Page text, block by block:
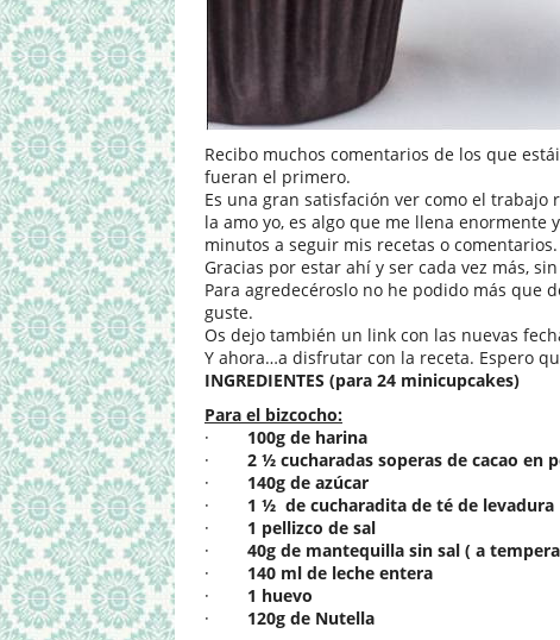
Recibo muchos comentarios de los que
fueran el primero.
Es una gran satisfación ver como el
la amo yo, es algo que me llena enormente
minutos a seguir mis recetas o comentarios.
Gracias por estar ahí y ser cada vez más, sin
Para agredecéroslo no he podido más que
guste.
Os dejo también un link con las nuevas
Y ahora…a disfrutar con la receta. Espero
INGREDIENTES (para 24 minicupcakes)
Para el bizcocho:
·
100g de harina
·
2 ½ cucharadas soperas de cacao en
·
140g de azúcar
·
1 ½ de cucharadita de té de levadura
·
1 pellizco de sal
·
40g de mantequilla sin sal ( a
·
140 ml de leche entera
·
1 huevo
·
120g de Nutella